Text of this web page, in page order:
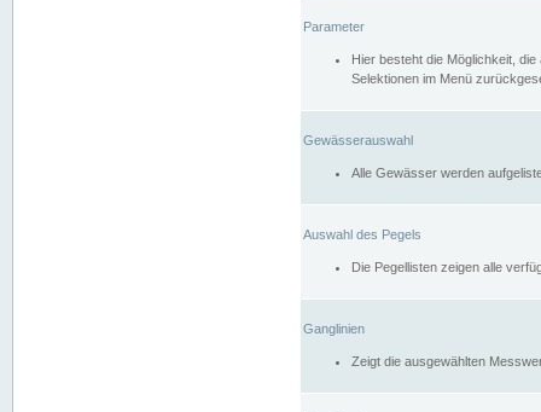
Parameter
Hier besteht die Möglichkeit,
Selektionen im Menü
Gewässerauswahl
Alle Gewässer werden
Auswahl des Pegels
Die Pegellisten zeigen alle
Ganglinien
Zeigt die ausgewählten